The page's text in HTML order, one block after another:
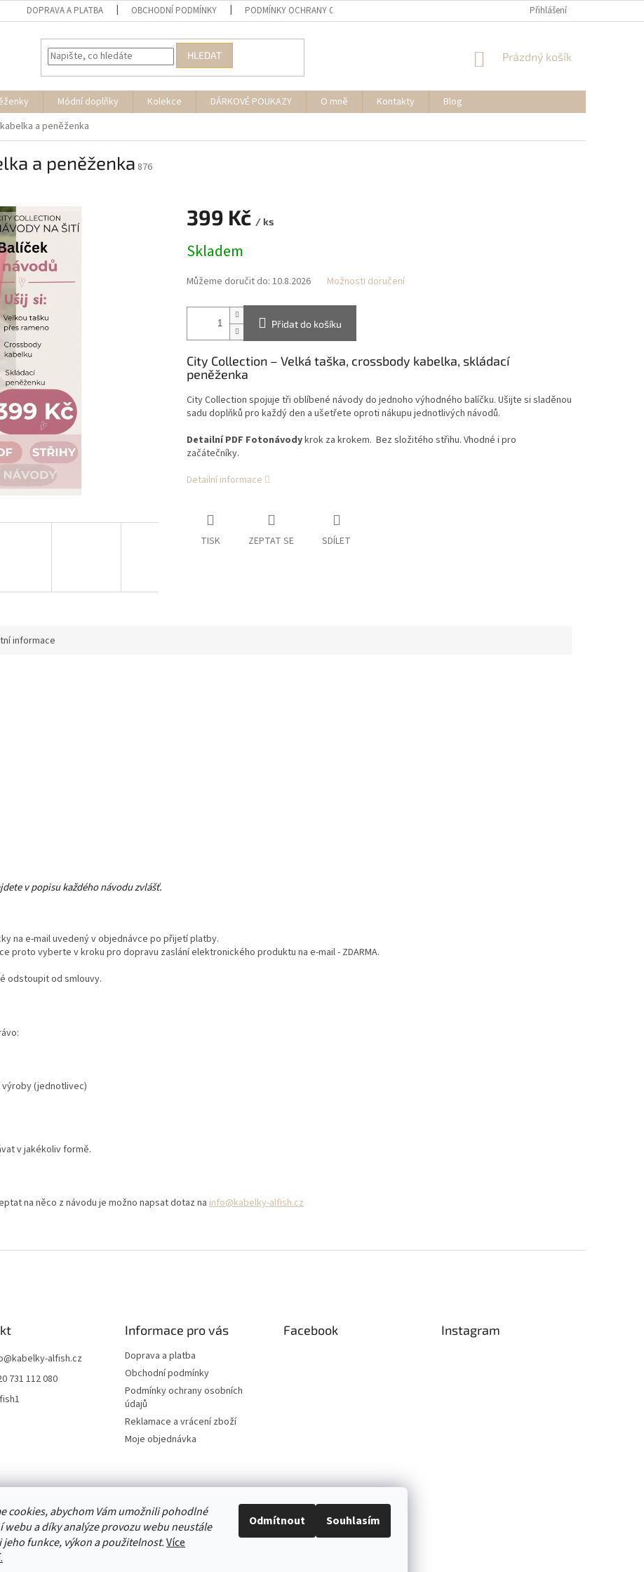
cookies, abychom Vám umožnili pohodlné
webu a díky analýze provozu webu neustále
jeho funkce, výkon a použitelnost.Více
Odmítnout Souhlasím
DOPRAVA A PLATBA OBCHODNÍ PODMÍNKY PODMÍNKY OCHRANY OSOBNÍCH ÚDAJŮ REKLAMACE A VRÁCENÍ ZBOŽÍPřihlášení
HLEDAT
NÁKUPNÍ
Prázdný košík
Módní doplňky Kolekce DÁRKOVÉ POUKAZY O mně Kontakty
Blog
a peněženka
a peněženka 876
399 Kč / ks
cena:
Skladem
Můžeme doručit do: 10.8.2026 Možnosti doručení
Přidat do košíku
City Collection – Velká taška, crossbody kabelka, skládací
peněženka
City Collection spojuje tři oblíbené návody do jednoho výhodného balíčku. Ušijte si sladěnou
sadu doplňků pro každý den a ušetřete oproti nákupu jednotlivých návodů.
Detailní PDF Fotonávodykrok za krokem. Bez složitého střihu. Vhodné i pro
začátečníky.
Detailní informace
TISK ZEPTAT SE SDÍLET
informace
v popisu každého návodu zvlášť.
na e-mail uvedený v objednávce po přijetí platby.
proto vyberte v kroku pro dopravu zaslání elektronického produktu na e-mail - ZDARMA.
odstoupit od smlouvy.
(jednotlivec)
v jakékoliv formě.
na něco z návodu je možno napsat dotaz na info@kabelky-alfish.cz
@kabelky-alfish.cz
731 112 080
Informace pro vás
Doprava a platba
Obchodní podmínky
Podmínky ochrany osobních
údajů
Reklamace a vrácení zboží
Moje objednávka
Facebook Instagram